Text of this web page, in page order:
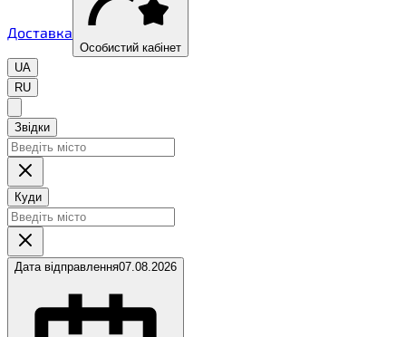
Доставка
Особистий кабінет
UA
RU
Звідки
Куди
Дата відправлення07.08.2026